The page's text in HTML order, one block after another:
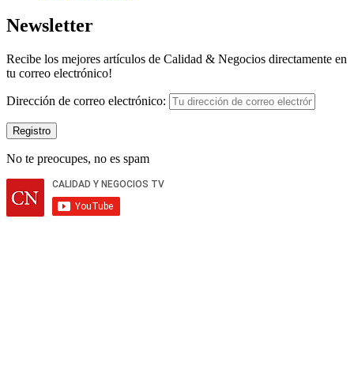
Newsletter
Recibe los mejores artículos de Calidad & Negocios directamente en
tu correo electrónico!
Dirección de correo electrónico:
No te preocupes, no es spam